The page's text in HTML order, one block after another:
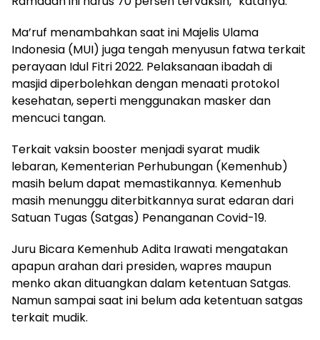
Ma’ruf menambahkan saat ini Majelis Ulama
Indonesia (MUI) juga tengah menyusun fatwa terkait
perayaan Idul Fitri 2022. Pelaksanaan ibadah di
masjid diperbolehkan dengan menaati protokol
kesehatan, seperti menggunakan masker dan
mencuci tangan.
Terkait vaksin booster menjadi syarat mudik
lebaran, Kementerian Perhubungan (Kemenhub)
masih belum dapat memastikannya. Kemenhub
masih menunggu diterbitkannya surat edaran dari
Satuan Tugas (Satgas) Penanganan Covid-19.
Juru Bicara Kemenhub Adita Irawati mengatakan
apapun arahan dari presiden, wapres maupun
menko akan dituangkan dalam ketentuan Satgas.
Namun sampai saat ini belum ada ketentuan satgas
terkait mudik.